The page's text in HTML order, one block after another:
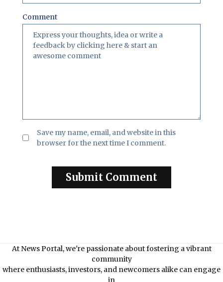
Comment
Save my name, email, and website in this
browser for the next time I comment.
At News Portal, we're passionate about fostering a vibrant
community
where enthusiasts, investors, and newcomers alike can engage
in